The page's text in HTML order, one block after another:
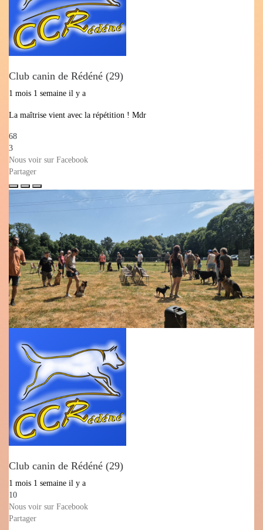
Club canin de Rédéné (29)
1 mois 1 semaine il y a
La maîtrise vient avec la répétition ! Mdr
68
3
Nous voir sur Facebook
Partager
Club canin de Rédéné (29)
1 mois 1 semaine il y a
10
Nous voir sur Facebook
Partager